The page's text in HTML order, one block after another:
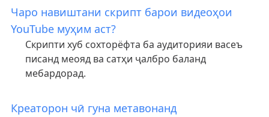
Чаро навиштани скрипт барои видеоҳои
YouTube муҳим аст?
Скрипти хуб сохторёфта ба аудиторияи васеъ
писанд меояд ва сатҳи ҷалбро баланд
мебардорад.
Креаторон чӣ гуна метавонанд